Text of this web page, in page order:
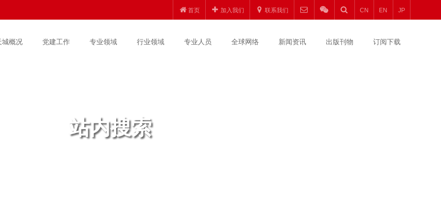
首页 加入我们 联系我们 CN EN JP
城概况 党建工作 专业领域 行业领域 专业人员 全球网络 新闻资讯 出版刊物 订阅下载
站内搜索